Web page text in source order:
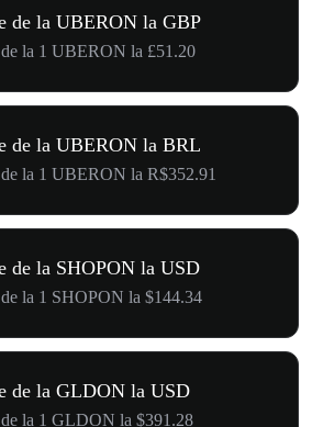
de la UBERON la GBP
la 1 UBERON la £51.20
de la UBERON la BRL
la 1 UBERON la R$352.91
de la SHOPON la USD
la 1 SHOPON la $144.34
de la GLDON la USD
la 1 GLDON la $391.28